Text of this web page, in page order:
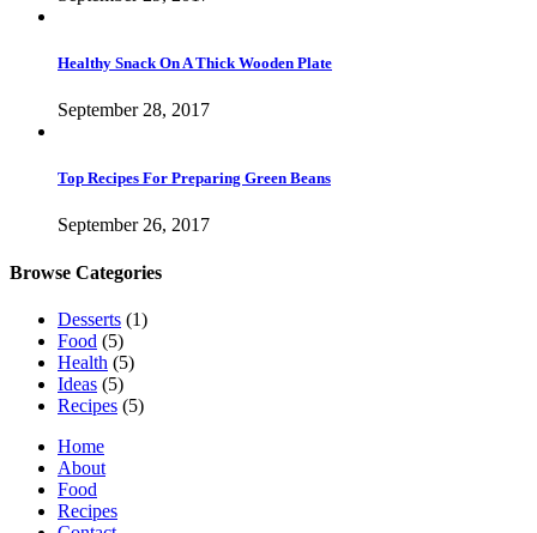
Healthy Snack On A Thick Wooden Plate
September 28, 2017
Top Recipes For Preparing Green Beans
September 26, 2017
Browse Categories
Desserts (1)
Food (5)
Health (5)
Ideas (5)
Recipes (5)
Home
About
Food
Recipes